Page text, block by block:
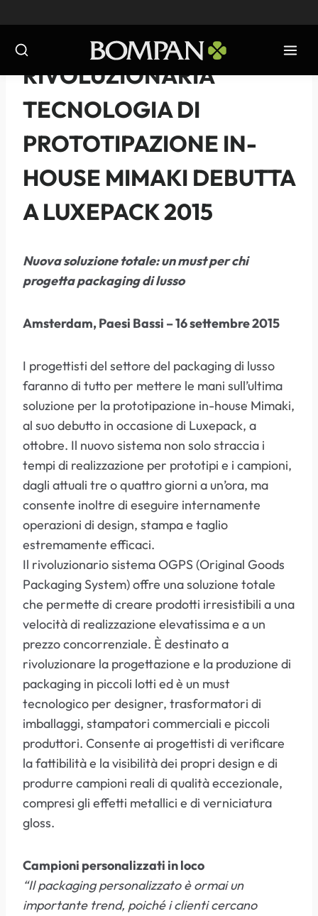
al
contenuto
NOTIZIE 2015
RIVOLUZIONARIA
TECNOLOGIA DI
PROTOTIPAZIONE IN-
HOUSE MIMAKI DEBUTTA
A LUXEPACK 2015
Nuova soluzione totale: un must per chi
progetta packaging di lusso
Amsterdam, Paesi Bassi – 16 settembre 2015
I progettisti del settore del packaging di lusso
faranno di tutto per mettere le mani sull’ultima
soluzione per la prototipazione in-house Mimaki,
al suo debutto in occasione di Luxepack, a
ottobre. Il nuovo sistema non solo straccia i
tempi di realizzazione per prototipi e i campioni,
dagli attuali tre o quattro giorni a un’ora, ma
consente inoltre di eseguire internamente
operazioni di design, stampa e taglio
estremamente efficaci.
Il rivoluzionario sistema OGPS (Original Goods
Packaging System) offre una soluzione totale
che permette di creare prodotti irresistibili a una
velocità di realizzazione elevatissima e a un
prezzo concorrenziale. È destinato a
rivoluzionare la progettazione e la produzione di
packaging in piccoli lotti ed è un must
tecnologico per designer, trasformatori di
imballaggi, stampatori commerciali e piccoli
produttori. Consente ai progettisti di verificare
la fattibilità e la visibilità dei propri design e di
produrre campioni reali di qualità eccezionale,
compresi gli effetti metallici e di verniciatura
gloss.
Campioni personalizzati in loco
“Il packaging personalizzato è ormai un
importante trend, poiché i clienti cercano